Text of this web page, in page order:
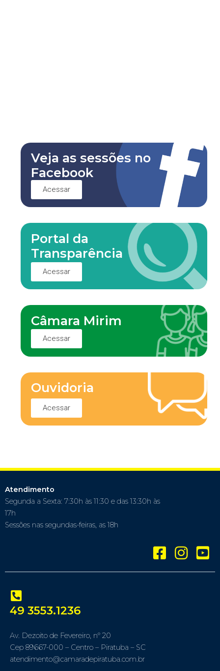
Veja as sessões no
Facebook
Acessar
Portal da
Transparência
Acessar
Câmara Mirim
Acessar
Ouvidoria
Acessar
Atendimento
Segunda a Sexta: 7:30h às 11:30 e das 13:30h às
17h
Sessões nas segundas-feiras, as 18h
49 3553.1236
Av. Dezoito de Fevereiro, nº 20
Cep 89667-000 – Centro – Piratuba – SC
atendimento@camaradepiratuba.com.br